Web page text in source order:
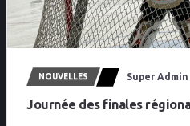
NOUVELLES Super Admin
Journée des finales